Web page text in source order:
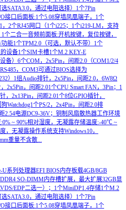
SATA3.0，通过电阻选择）1个7Pin
接口后面板:1个5.08穿墙凤凰端子，1个
2个RJ45网口（1个i225；1个i219-LM，支持
二合一音频前面板:开机按键，复位按键，
能1个TPM2.0（可选，默认不带）1个
设备1个SIM卡槽1个M.2 KEY-E
备）6个COM，2x5Pin，间距2.0（COM1/2/4
，COM3可通过BIOS选择为
）1组Audio排针，2x5Pin，间距2.0，6W8Ω
2x5Pin，间距2.01个CPU Smart FAN，3Pin；1
，2x13Pin，间距2.01个8位GPIO插针，
个PS/2，2x4Pin，间距2.0排
电源DC9-36V；铜制风扇散热器工作环境
~ 90%相对湿度，无凝露存储温度:-40℃ ~
，无凝露操作系统支持Windows10，
重量不含散...
U系列处理器EFI BIOS内存板载4GB/8GB
SO-DIMM内存槽扩展，最大扩展32GB显
EDP二选一）；1个MiniDP1.4存储1个M.2
SATA3.0，通过电阻选择）1个7Pin
接口后面板:1个5.08穿墙凤凰端子，1个